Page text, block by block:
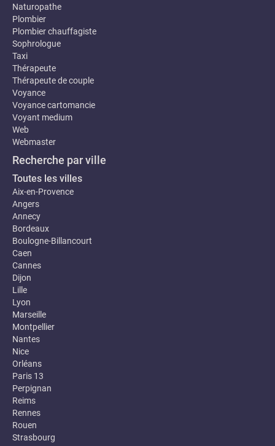
Naturopathe
Plombier
Plombier chauffagiste
Sophrologue
Taxi
Thérapeute
Thérapeute de couple
Voyance
Voyance cartomancie
Voyant medium
Web
Webmaster
Recherche par ville
Toutes les villes
Aix-en-Provence
Angers
Annecy
Bordeaux
Boulogne-Billancourt
Caen
Cannes
Dijon
Lille
Lyon
Marseille
Montpellier
Nantes
Nice
Orléans
Paris 13
Perpignan
Reims
Rennes
Rouen
Strasbourg